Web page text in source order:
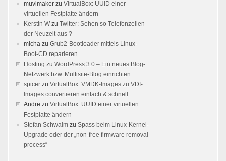
muvimaker zu VirtualBox: UUID einer
virtuellen Festplatte ändern
Kerstin Wzu Twitter: Sehen so Telefonzellen
der Neuzeit aus ?
micha zu Grub2-Bootloader mittels Linux-
Boot-CD reparieren
Hosting zu WordPress 3.0 – Ein neues Blog-
Netzwerk bzw. Multisite-Blog einrichten
spicer zu VirtualBox: VMDK-Images zu VDI-
Images convertieren einfach & schnell
Andre zu VirtualBox: UUID einer virtuellen
Festplatte ändern
Stefan Schwalm zu Spass beim Linux-Kernel-
Upgrade oder der „non-free firmware removal
process“